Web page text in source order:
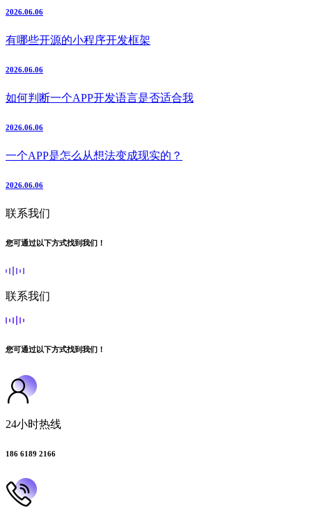
2026.06.06
有哪些开源的小程序开发框架
2026.06.06
如何判断一个APP开发语言是否适合我
2026.06.06
一个APP是怎么从想法变成现实的？
2026.06.06
联系我们
您可通过以下方式找到我们！
联系我们
您可通过以下方式找到我们！
24小时热线
186 6189 2166